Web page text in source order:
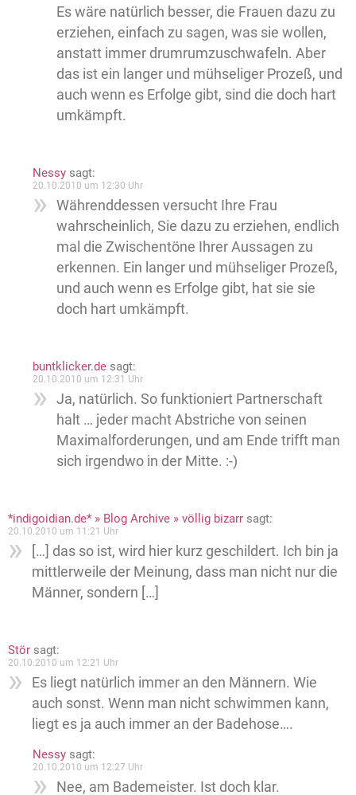
Es wäre natürlich besser, die Frauen dazu zu
erziehen, einfach zu sagen, was sie wollen,
anstatt immer drumrumzuschwafeln. Aber
das ist ein langer und mühseliger Prozeß, und
auch wenn es Erfolge gibt, sind die doch hart
umkämpft.
Nessy sagt:
20.10.2010 um 12:30 Uhr
Währenddessen versucht Ihre Frau
wahrscheinlich, Sie dazu zu erziehen, endlich
mal die Zwischentöne Ihrer Aussagen zu
erkennen. Ein langer und mühseliger Prozeß,
und auch wenn es Erfolge gibt, hat sie sie
doch hart umkämpft.
buntklicker.de sagt:
20.10.2010 um 12:31 Uhr
Ja, natürlich. So funktioniert Partnerschaft
halt … jeder macht Abstriche von seinen
Maximalforderungen, und am Ende trifft man
sich irgendwo in der Mitte. :-)
*indigoidian.de* » Blog Archive » völlig bizarr sagt:
20.10.2010 um 11:21 Uhr
[…] das so ist, wird hier kurz geschildert. Ich bin ja
mittlerweile der Meinung, dass man nicht nur die
Männer, sondern […]
Stör sagt:
20.10.2010 um 12:21 Uhr
Es liegt natürlich immer an den Männern. Wie
auch sonst. Wenn man nicht schwimmen kann,
liegt es ja auch immer an der Badehose….
Nessy sagt:
20.10.2010 um 12:27 Uhr
Nee, am Bademeister. Ist doch klar.